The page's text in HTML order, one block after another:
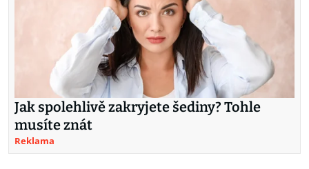
Jak spolehlivě zakryjete šediny? Tohle
musíte znát
Reklama